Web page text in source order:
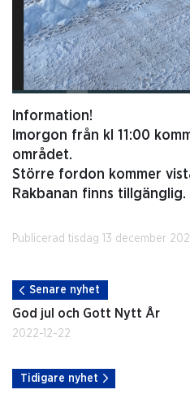
Information!
Imorgon från kl 11:00
området.
Större fordon kommer
Rakbanan finns tillgänglig.
Publicerad tisdag 13 december
Senare nyhet
God jul och Gott Nytt År
2022-12-22
Tidigare nyhet